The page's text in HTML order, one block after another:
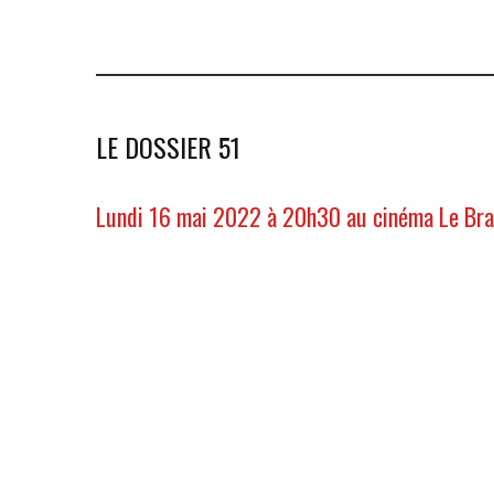
LE DOSSIER 51
Lundi 16 mai 2022 à 20h30 au cinéma Le